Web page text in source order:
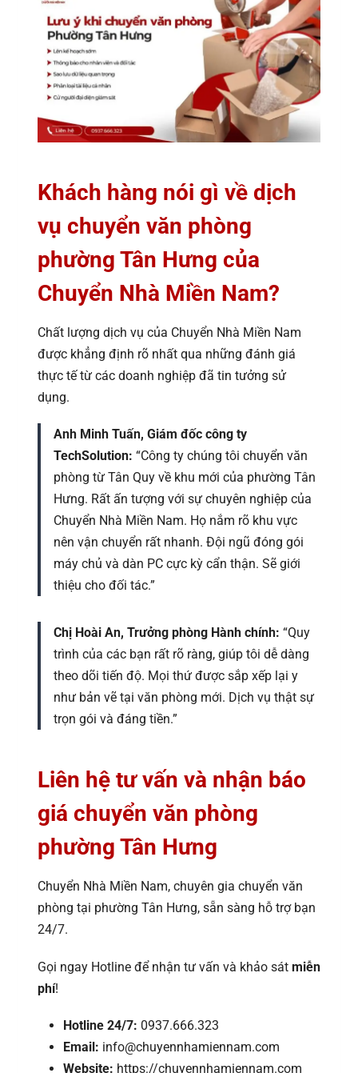
Khách hàng nói gì về dịch
vụ chuyển văn phòng
phường Tân Hưng của
Chuyển Nhà Miền Nam?
Chất lượng dịch vụ của Chuyển Nhà Miền Nam
được khẳng định rõ nhất qua những đánh giá
thực tế từ các doanh nghiệp đã tin tưởng sử
dụng.
Anh Minh Tuấn, Giám đốc công ty
TechSolution: “Công ty chúng tôi chuyển văn
phòng từ Tân Quy về khu mới của phường Tân
Hưng. Rất ấn tượng với sự chuyên nghiệp của
Chuyển Nhà Miền Nam. Họ nắm rõ khu vực
nên vận chuyển rất nhanh. Đội ngũ đóng gói
máy chủ và dàn PC cực kỳ cẩn thận. Sẽ giới
thiệu cho đối tác.”
Chị Hoài An, Trưởng phòng Hành chính: “Quy
trình của các bạn rất rõ ràng, giúp tôi dễ dàng
theo dõi tiến độ. Mọi thứ được sắp xếp lại y
như bản vẽ tại văn phòng mới. Dịch vụ thật sự
trọn gói và đáng tiền.”
Liên hệ tư vấn và nhận báo
giá chuyển văn phòng
phường Tân Hưng
Chuyển Nhà Miền Nam, chuyên gia chuyển văn
phòng tại phường Tân Hưng, sẵn sàng hỗ trợ bạn
24/7.
Gọi ngay Hotline để nhận tư vấn và khảo sát miễn
phí!
Hotline 24/7: 0937.666.323
Email: info@chuyennhamiennam.com
Website: https://chuyennhamiennam.com